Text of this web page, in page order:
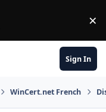
×
Sign In
WinCert.net French